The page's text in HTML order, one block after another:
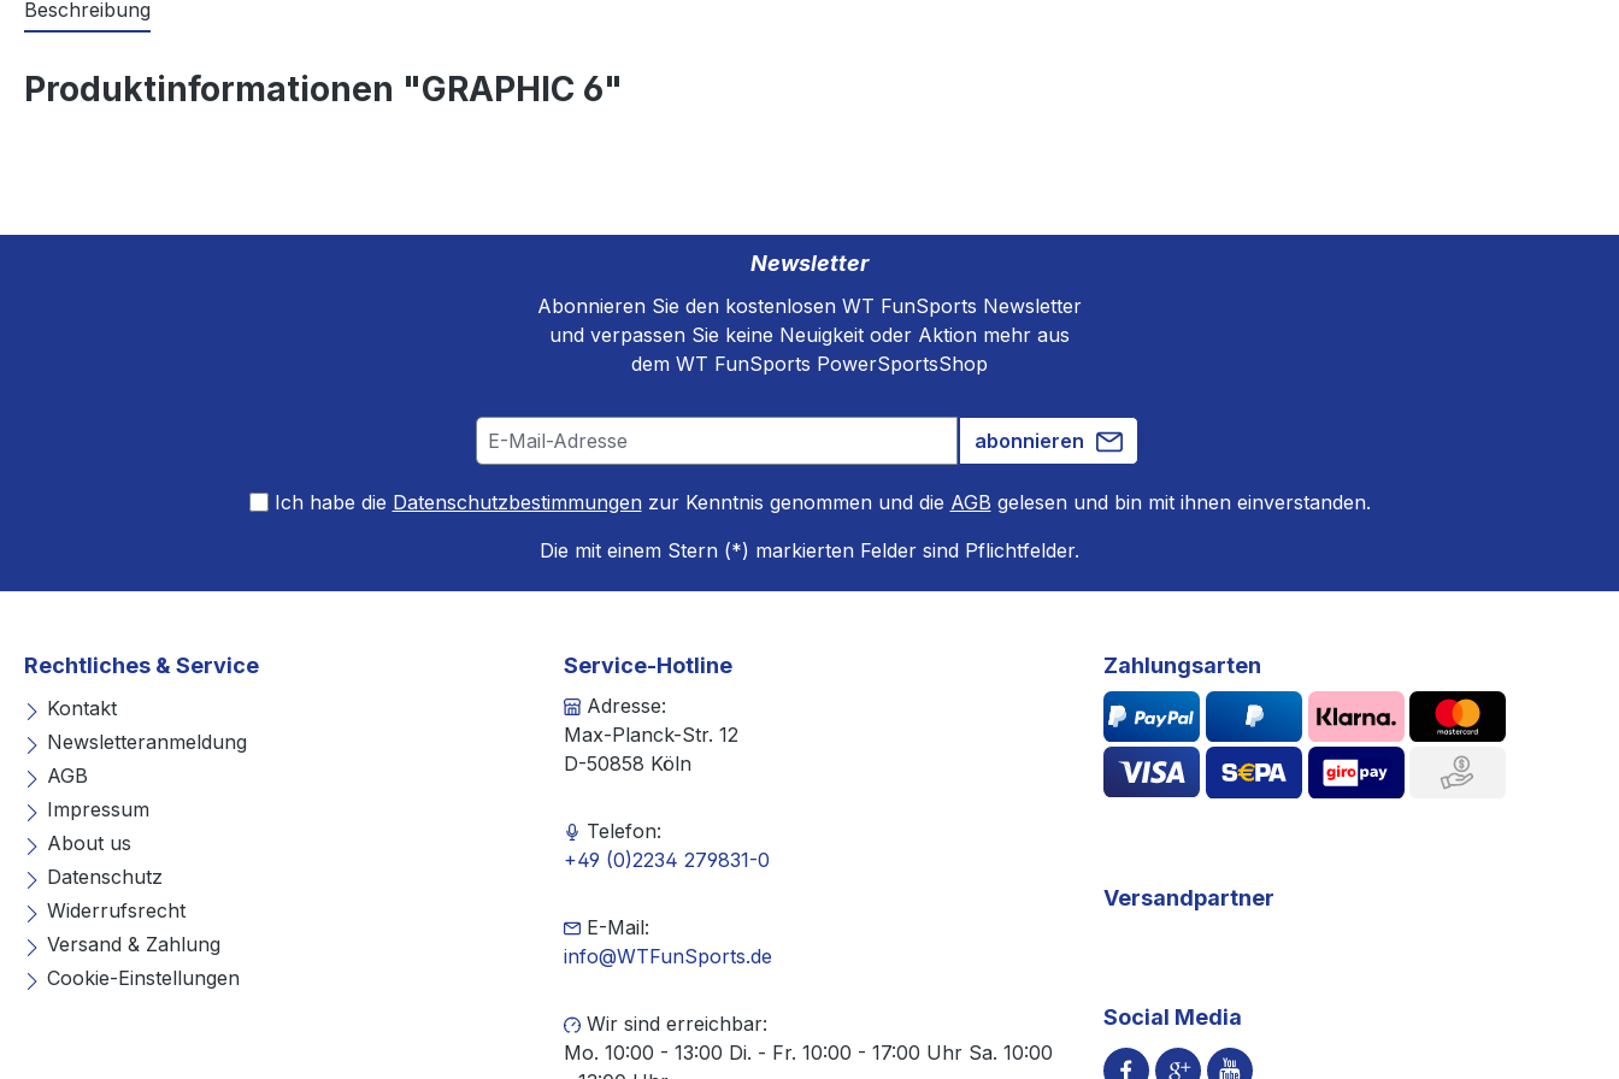
Beschreibung
Produktinformationen "GRAPHIC 6"
Newsletter
Abonnieren Sie den kostenlosen WT FunSports Newsletter
und verpassen Sie keine Neuigkeit oder Aktion mehr aus
dem WT FunSports PowerSportsShop
abonnieren
Ich habe die Datenschutzbestimmungenzur Kenntnis genommen und die AGB gelesen und bin mit ihnen einverstanden.
Die mit einem Stern (*) markierten Felder sind Pflichtfelder.
Rechtliches & Service
Kontakt
Newsletteranmeldung
AGB
Impressum
About us
Datenschutz
Widerrufsrecht
Versand & Zahlung
Cookie-Einstellungen
Service-Hotline
Adresse:
Max-Planck-Str. 12
D-50858 Köln
Telefon:
+49 (0)2234 279831-0
E-Mail:
info@WTFunSports.de
Wir sind erreichbar:
Mo. 10:00 - 13:00 Di. - Fr. 10:00 - 17:00 Uhr Sa. 10:00
Zahlungsarten
Versandpartner
Social Media